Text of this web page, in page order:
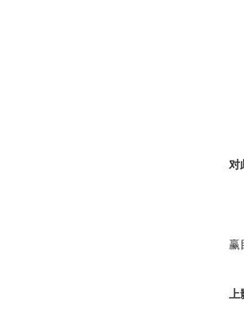
对
赢
上